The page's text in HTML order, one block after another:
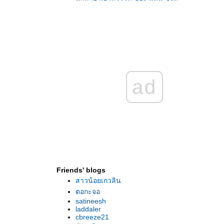
... หนุ่มหัวรั้นกับยัยดึงดัน ... คนละยุค คนละ
นว แต่ไหงถึงคล้ายกันได้ซะขนาดนี้ละเนี่ยย...
มนต์เสน่ห์เล่ห์รัก ของ ลิซ่า เคลย์แพส
อัศวินแห่งกาลเวลา ของ ลินดา โฮเวิร์ด
In love with "...In Death..." : Part 5 (Return of
the เจ๊ดัน.. ฮ่า ฮ่า ฮ่า )
In love with "...In Death..." : Part 4
In love with "...In Death..." : Part 3
ad
Friends' blogs
สาวน้อยเกวลิน
ตอกะจอ
satineesh
laddaler
cbreeze21